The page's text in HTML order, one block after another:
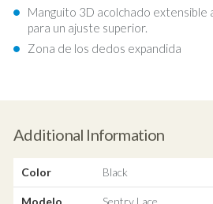
Manguito 3D acolchado
para un ajuste superior.
Zona de los dedos expandida
Additional Information
Color Black